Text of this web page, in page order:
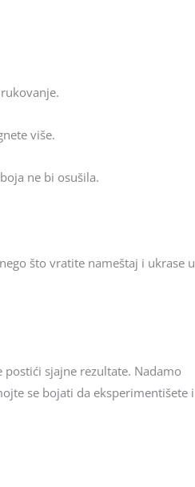
više.
ne bi osušila.
što vratite nameštaj i ukrase u
sjajne rezultate. Nadamo
se bojati da eksperimentišete i